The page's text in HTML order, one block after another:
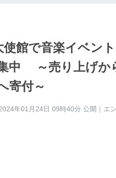
館で音楽イベン
中 ～売り上げか
寄付～
年01月24日 09時40分 公開｜エ